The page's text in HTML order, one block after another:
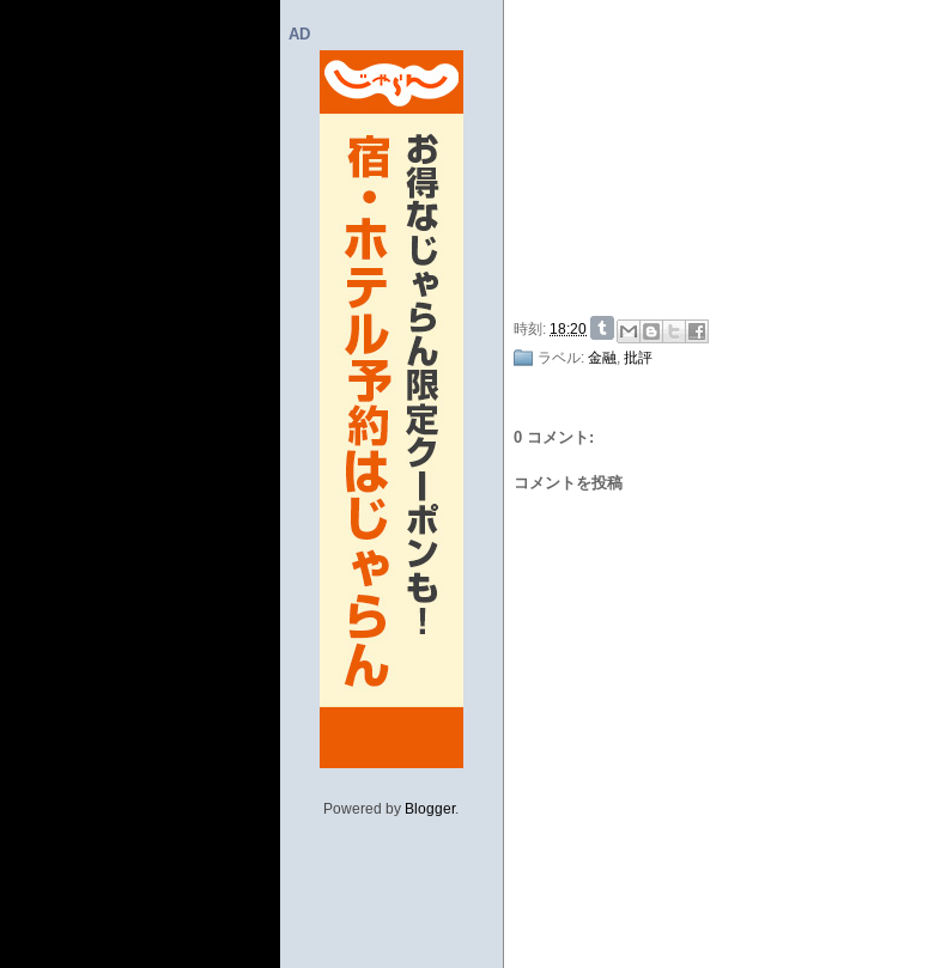
AD
Powered by Blogger.
時刻: 18:20
ラベル: 金融, 批評
0 コメント:
コメントを投稿